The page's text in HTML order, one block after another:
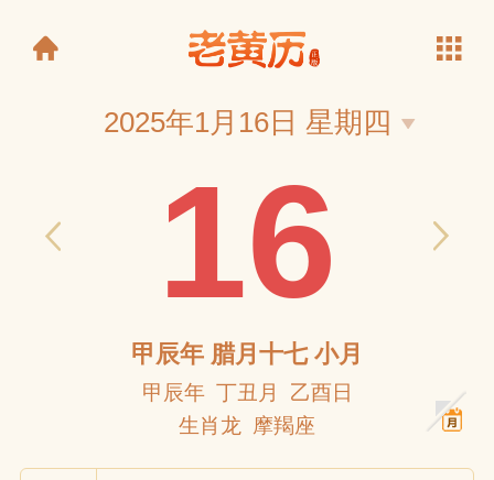
老黄历
2025年1月16日 星期四
16
甲辰年 腊月十七 小月
甲辰年 丁丑月 乙酉日
生肖龙 摩羯座